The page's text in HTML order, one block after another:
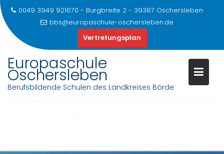
0049 3949 921670 - Burgbreite 2 - 39387 Oschersleben
bbs@europaschule-oschersleben.de
Vertretungsplan
Europaschule
Oschersleben
Berufsbildende Schulen des Landkreises Börde